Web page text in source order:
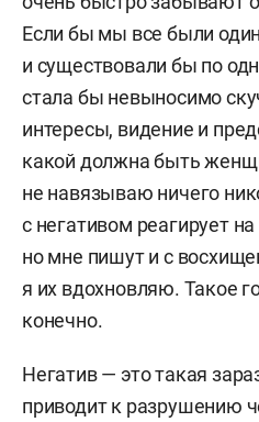
Если бы мы все были
и существовали бы по
стала бы невыносимо
интересы, видение и
какой должна быть
не навязываю ничего
с негативом реагирует
но мне пишут и с
я их вдохновляю. Такое
конечно.
Негатив — это такая
приводит к разрушению